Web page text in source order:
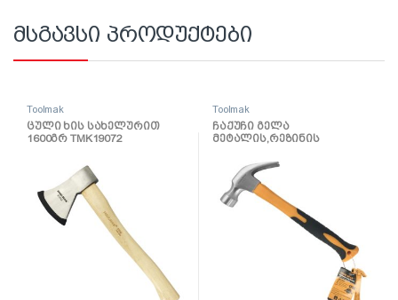
მსგავსი პროდუქტები
Toolmak
ცული ხის სახელურით
1600გრ TMK19072
Toolmak
ჩაქუჩი გელა
მეტალის,რეზინის